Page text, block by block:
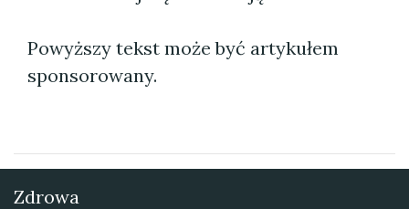
Powyższy tekst może być artykułem
sponsorowany.
Zdrowa